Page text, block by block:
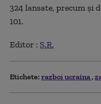
324 lansate, precum şi
101.
Editor : Ș.R.
Etichete: razboi ucraina